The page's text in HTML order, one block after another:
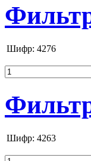
Шифр: 4276
Шифр: 4263